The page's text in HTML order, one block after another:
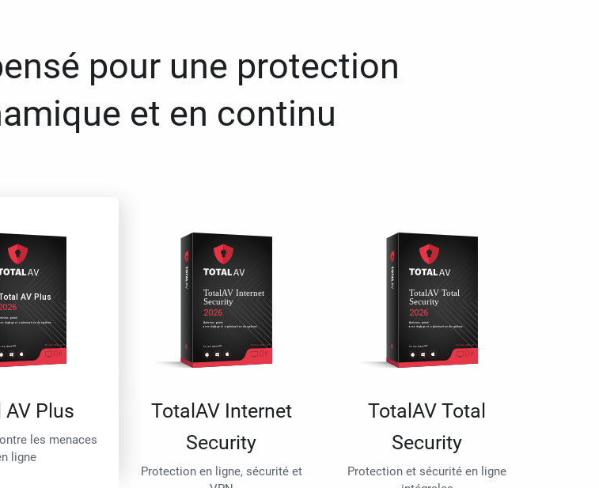
pour une protection
et en continu
AV Plus
les menaces
ligne
TotalAV Internet
Security
Protection en ligne, sécurité et
TotalAV Total
Security
Protection et sécurité en ligne